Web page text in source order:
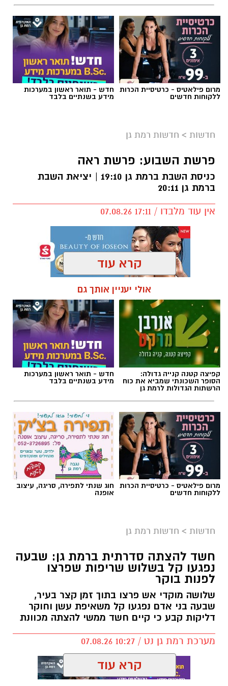
מרום פילאטיס - כרטיסיית הכרות
ללקוחות חדשים
חדש - תואר ראשון במערכות
מידע בשנתיים בלבד
חדשות > חדשות רמת גן
פרשת השבוע: פרשת ראה
כניסת השבת ברמת גן 19:10 | יציאת השבת
ברמת גן 20:11
אין עוד מלבדו / 17:11 07.08.26
פרשת השבוע, זמני כניסת השבת ברמת גן
אילוסטרציה AI
הברכה מתחילה הרבה לפני הנס
לרפואה.
לפרנסה.
לילדים.
לזיווג.
אנחנו משוכנעים שהברכה תגיע ביום שבו המציאות
תשתנה.
"רְאֵה אָנֹכִי נֹתֵן לִפְנֵיכֶם הַיּוֹם בְּרָכָה..."
שימו לב למילה אחת.
לא "אתן".
קרא עוד
אולי יעניין אותך גם
קפיצה קטנה קנייה גדולה:
הסופר השכונתי שמביא את כוח
הרשתות הגדולות לרמת גן
חדש - תואר ראשון במערכות
מידע בשנתיים בלבד
מרום פילאטיס - כרטיסיית הכרות
ללקוחות חדשים
חוג שנתי לתפירה, סריגה, עיצוב
אופנה
חדשות > חדשות רמת גן
חשד להצתה סדרתית ברמת גן: שבעה
נפגעו קל בשלוש שריפות שפרצו
לפנות בוקר
שלושה מוקדי אש פרצו בתוך זמן קצר בעיר,
שבעה בני אדם נפגעו קל משאיפת עשן וחוקר
דליקות קבע כי קיים חשד ממשי להצתה מכוונת
מערכת רמת גן נט / 10:27 07.08.26
קרא עוד